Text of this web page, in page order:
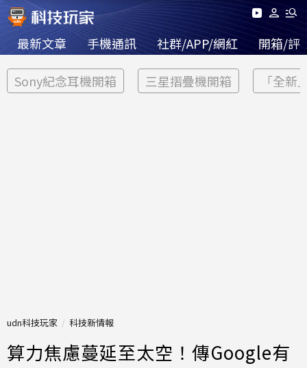
最新文章 手機通訊 社群/APP/網紅 開箱/評
Sony紀念耳機開箱 三星摺疊機開箱 「全新
udn科技玩家 科技新情報
算力焦慮蔓延至太空！傳Google有